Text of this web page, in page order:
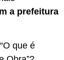
a prefeitura
que é